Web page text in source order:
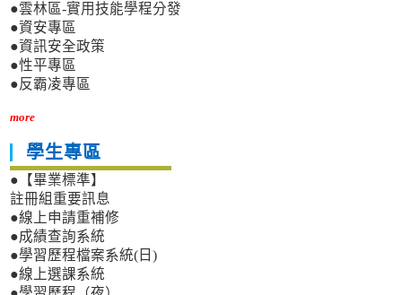
●雲林區-實用技能學程分發
●資安專區
●資訊安全政策
●性平專區
●反霸凌專區
more
學生專區
●【畢業標準】
註冊組重要訊息
●線上申請重補修
●成績查詢系統
●學習歷程檔案系統(日)
●線上選課系統